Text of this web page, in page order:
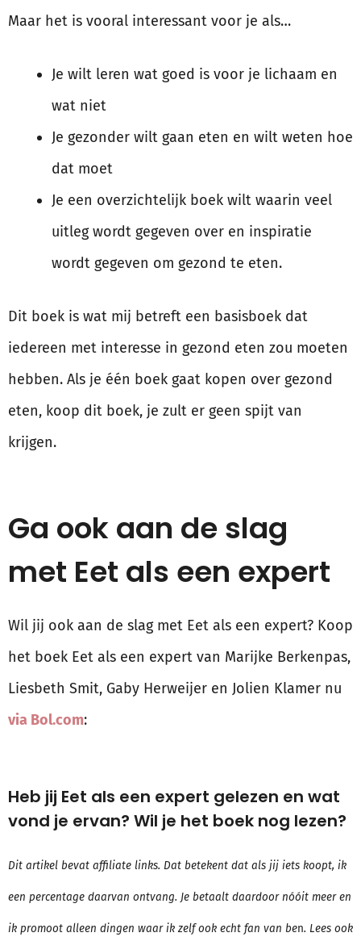
Maar het is vooral interessant voor je als…
Je wilt leren wat goed is voor je lichaam en
wat niet
Je gezonder wilt gaan eten en wilt weten hoe
dat moet
Je een overzichtelijk boek wilt waarin veel
uitleg wordt gegeven over en inspiratie
wordt gegeven om gezond te eten.
Dit boek is wat mij betreft een basisboek dat
iedereen met interesse in gezond eten zou moeten
hebben. Als je één boek gaat kopen over gezond
eten, koop dit boek, je zult er geen spijt van
krijgen.
Ga ook aan de slag
met Eet als een expert
Wil jij ook aan de slag met Eet als een expert? Koop
het boek Eet als een expert van Marijke Berkenpas,
Liesbeth Smit, Gaby Herweijer en Jolien Klamer nu
via Bol.com:
Heb jij Eet als een expert gelezen en wat
vond je ervan? Wil je het boek nog lezen?
Dit artikel bevat affiliate links. Dat betekent dat als jij iets koopt, ik
een percentage daarvan ontvang. Je betaalt daardoor nóóit meer en
ik promoot alleen dingen waar ik zelf ook echt fan van ben. Lees ook